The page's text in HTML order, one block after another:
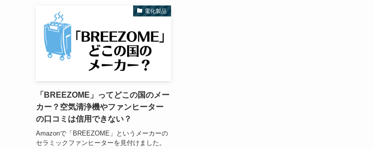
電化製品
「BREEZOME」ってどこの国のメー
カー？空気清浄機やファンヒーター
の口コミは信用できない？
Amazonで「BREEZOME」というメーカーの
セラミックファンヒーターを見付けました。